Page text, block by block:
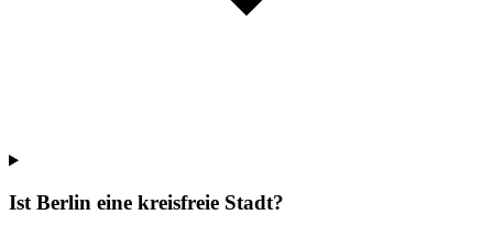
Ist Berlin eine kreisfreie Stadt?